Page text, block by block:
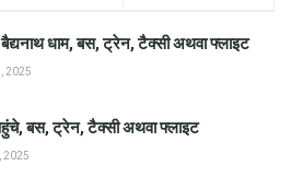
धाम, बस, ट्रेन, टैक्सी अथवा फ्लाइट
2025
बस, ट्रेन, टैक्सी अथवा फ्लाइट
2025